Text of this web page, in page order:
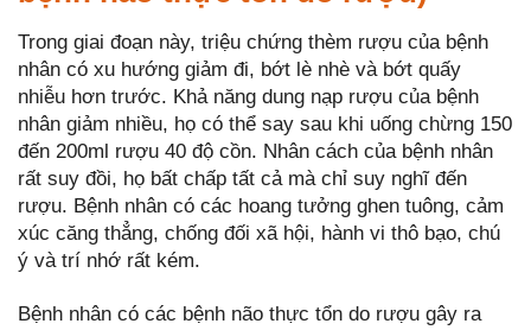
Trong giai đoạn này, triệu chứng thèm rượu của bệnh
nhân có xu hướng giảm đi, bớt lè nhè và bớt quấy
nhiễu hơn trước. Khả năng dung nạp rượu của bệnh
nhân giảm nhiều, họ có thể say sau khi uống chừng 150
đến 200ml rượu 40 độ cồn. Nhân cách của bệnh nhân
rất suy đồi, họ bất chấp tất cả mà chỉ suy nghĩ đến
rượu. Bệnh nhân có các hoang tưởng ghen tuông, cảm
xúc căng thẳng, chống đối xã hội, hành vi thô bạo, chú
ý và trí nhớ rất kém.
Bệnh nhân có các bệnh não thực tổn do rượu gây ra